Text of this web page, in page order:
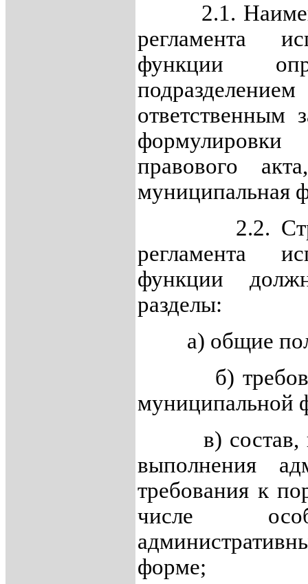
2.1.
регламента
функции
ответственным
формулировки
правового
муниципальная
2.2.
регламента
функции
разделы:
а) общие
б)
муниципальной
в) состав,
выполнения
требования к
числе
форме;